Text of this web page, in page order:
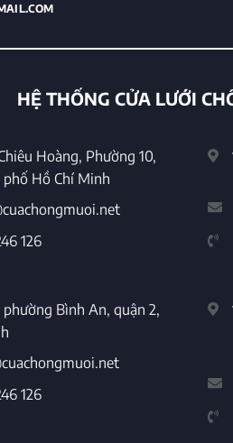
HỆ THỐNG CỬA LƯỚI
Hoàng, Phường 10,
Hồ Chí Minh
126
Bình An, quận 2,
126